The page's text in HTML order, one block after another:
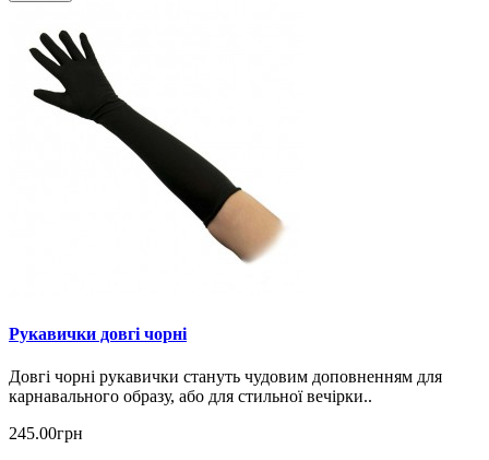
Рукавички довгі чорні
Довгі чорні рукавички стануть чудовим доповненням для
карнавального образу, або для стильної вечірки..
245.00грн